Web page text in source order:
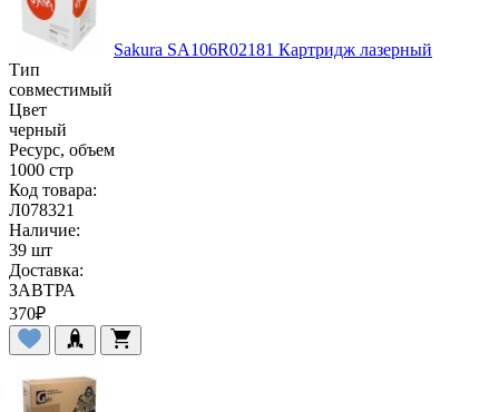
Sakura SA106R02181 Картридж лазерный
Тип
совместимый
Цвет
черный
Ресурс, объем
1000 стр
Код товара:
Л078321
Наличие:
39 шт
Доставка:
ЗАВТРА
370₽